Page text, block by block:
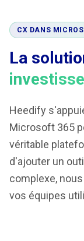
CX DANS
La
Heedify
Microsoft 365
véritable
d'ajouter un
complexe,
vos équipes